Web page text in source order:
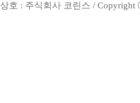
상호 : 주식회사 코린스 / Copyright